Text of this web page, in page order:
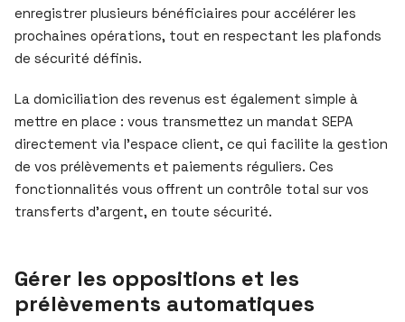
enregistrer plusieurs bénéficiaires pour accélérer les
prochaines opérations, tout en respectant les plafonds
de sécurité définis.
La domiciliation des revenus est également simple à
mettre en place : vous transmettez un mandat SEPA
directement via l’espace client, ce qui facilite la gestion
de vos prélèvements et paiements réguliers. Ces
fonctionnalités vous offrent un contrôle total sur vos
transferts d’argent, en toute sécurité.
Gérer les oppositions et les
prélèvements automatiques